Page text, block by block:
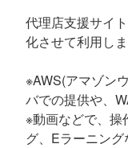
代理店支援サイ
化させて利用しま
※AWS(アマゾン
バでの提供や、
※動画などで、操
グ、Eラーニン